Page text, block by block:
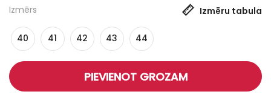
Izmērs Izmēru tabula
40 41 42 43 44
PIEVIENOT GROZAM